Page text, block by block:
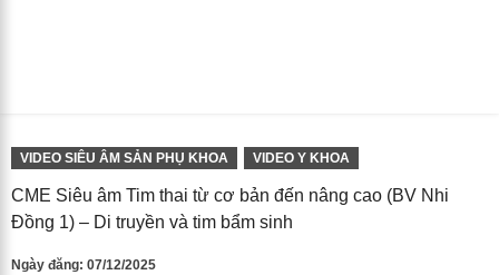
VIDEO SIÊU ÂM SẢN PHỤ KHOA VIDEO Y KHOA
CME Siêu âm Tim thai từ cơ bản đến nâng cao (BV Nhi
Đồng 1) – Di truyền và tim bẩm sinh
Ngày đăng: 07/12/2025